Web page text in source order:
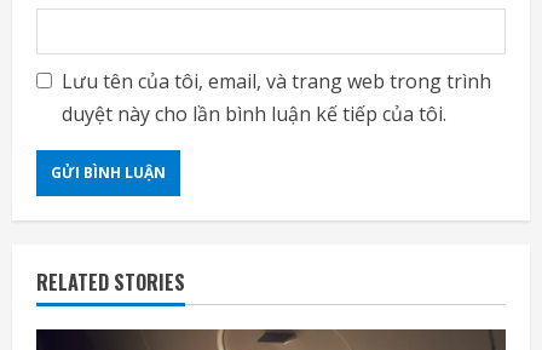
Lưu tên của tôi, email, và trang web trong trình
duyệt này cho lần bình luận kế tiếp của tôi.
RELATED STORIES